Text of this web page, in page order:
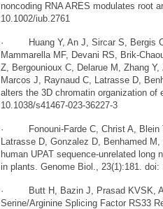
noncoding RNA ARES modulates root
10.1002/iub.2761
· Huang Y, An J, Sircar S, Bergis C,
Mammarella MF, Devani RS, Brik-
Z, Bergounioux C, Delarue M, Zhang
Marcos J, Raynaud C, Latrasse D,
alters the 3D chromatin organization of
10.1038/s41467-023-36227-3
· Fonouni-Farde C, Christ A, Blein
Latrasse D, Gonzalez D, Benhamed
human UPAT sequence-unrelated
in plants. Genome Biol., 23(1):181. doi:
· Butt H, Bazin J, Prasad KVSK,
Serine/Arginine Splicing Factor RS33